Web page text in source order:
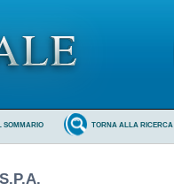
TORNA ALLA RICERCA
SOMMARIO